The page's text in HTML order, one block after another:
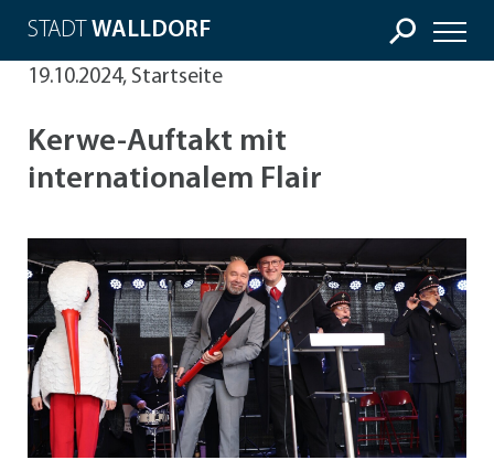
STADT WALLDORF
19.10.2024, Startseite
Kerwe-Auftakt mit
internationalem Flair